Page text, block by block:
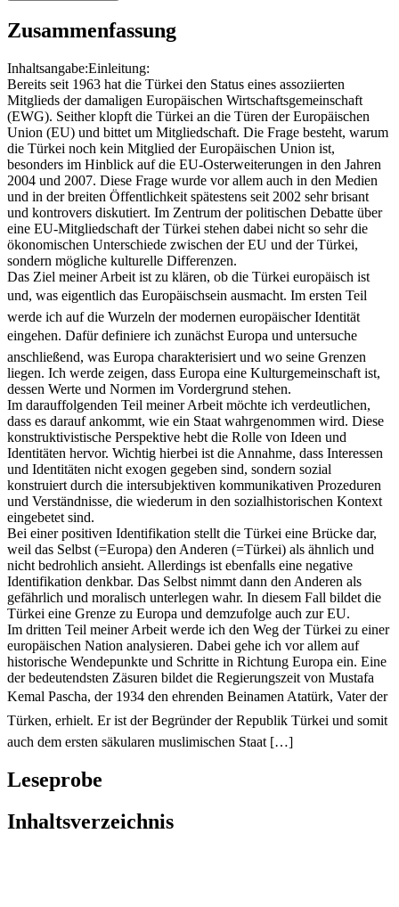
Zusammenfassung
Inhaltsangabe:Einleitung:
Bereits seit 1963 hat die Türkei den Status eines assoziierten
Mitglieds der damaligen Europäischen Wirtschaftsgemeinschaft
(EWG). Seither klopft die Türkei an die Türen der Europäischen
Union (EU) und bittet um Mitgliedschaft. Die Frage besteht, warum
die Türkei noch kein Mitglied der Europäischen Union ist,
besonders im Hinblick auf die EU-Osterweiterungen in den Jahren
2004 und 2007. Diese Frage wurde vor allem auch in den Medien
und in der breiten Öffentlichkeit spätestens seit 2002 sehr brisant
und kontrovers diskutiert. Im Zentrum der politischen Debatte über
eine EU-Mitgliedschaft der Türkei stehen dabei nicht so sehr die
ökonomischen Unterschiede zwischen der EU und der Türkei,
sondern mögliche kulturelle Differenzen.
Das Ziel meiner Arbeit ist zu klären, ob die Türkei europäisch ist
und, was eigentlich das Europäischsein ausmacht. Im ersten Teil
werde ich auf die Wurzeln der modernen europäischer Identität
eingehen. Dafür definiere ich zunächst Europa und untersuche
anschließend, was Europa charakterisiert und wo seine Grenzen
liegen. Ich werde zeigen, dass Europa eine Kulturgemeinschaft ist,
dessen Werte und Normen im Vordergrund stehen.
Im darauffolgenden Teil meiner Arbeit möchte ich verdeutlichen,
dass es darauf ankommt, wie ein Staat wahrgenommen wird. Diese
konstruktivistische Perspektive hebt die Rolle von Ideen und
Identitäten hervor. Wichtig hierbei ist die Annahme, dass Interessen
und Identitäten nicht exogen gegeben sind, sondern sozial
konstruiert durch die intersubjektiven kommunikativen Prozeduren
und Verständnisse, die wiederum in den sozialhistorischen Kontext
eingebetet sind.
Bei einer positiven Identifikation stellt die Türkei eine Brücke dar,
weil das Selbst (=Europa) den Anderen (=Türkei) als ähnlich und
nicht bedrohlich ansieht. Allerdings ist ebenfalls eine negative
Identifikation denkbar. Das Selbst nimmt dann den Anderen als
gefährlich und moralisch unterlegen wahr. In diesem Fall bildet die
Türkei eine Grenze zu Europa und demzufolge auch zur EU.
Im dritten Teil meiner Arbeit werde ich den Weg der Türkei zu einer
europäischen Nation analysieren. Dabei gehe ich vor allem auf
historische Wendepunkte und Schritte in Richtung Europa ein. Eine
der bedeutendsten Zäsuren bildet die Regierungszeit von Mustafa
Kemal Pascha, der 1934 den ehrenden Beinamen Atatürk, Vater der
Türken, erhielt. Er ist der Begründer der Republik Türkei und somit
auch dem ersten säkularen muslimischen Staat […]
Leseprobe
Inhaltsverzeichnis